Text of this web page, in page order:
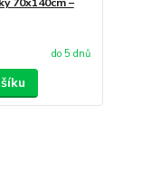
do 5 dnů